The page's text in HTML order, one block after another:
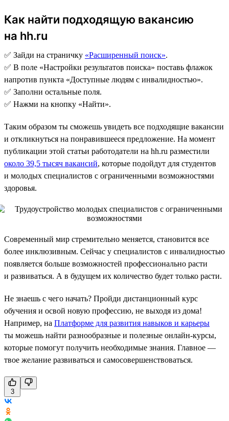
Как найти подходящую вакансию
на hh.ru
✅ Зайди на страничку «Расширенный поиск».
✅ В поле «Настройки результатов поиска» поставь флажок
напротив пункта «Доступные людям с инвалидностью».
✅ Заполни остальные поля.
✅ Нажми на кнопку «Найти».
Таким образом ты сможешь увидеть все подходящие вакансии
и откликнуться на понравившееся предложение. На момент
публикации этой статьи работодатели на hh.ru разместили
около 39,5 тысяч вакансий, которые подойдут для студентов
и молодых специалистов с ограниченными возможностями
здоровья.
Современный мир стремительно меняется, становится все
более инклюзивным. Сейчас у специалистов с инвалидностью
появляется больше возможностей профессионально расти
и развиваться. А в будущем их количество будет только расти.
Не знаешь с чего начать? Пройди дистанционный курс
обучения и освой новую профессию, не выходя из дома!
Например, на Платформе для развития навыков и карьеры
ты можешь найти разнообразные и полезные онлайн-курсы,
которые помогут получить необходимые знания. Главное —
твое желание развиваться и самосовершенствоваться.
3